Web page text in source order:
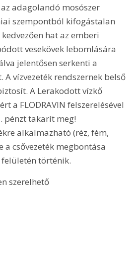
adagolandó mosószer
szempontból kifogástalan
hat az emberi
vesekövek lebomlására
jelentősen serkenti a
A vízvezeték rendszernek belső
A Lerakodott vízkő
a FLODRAVIN felszerelésével
pénzt takarít meg!
alkalmazható (réz, fém,
a csővezeték megbontása
történik.
szerelhető